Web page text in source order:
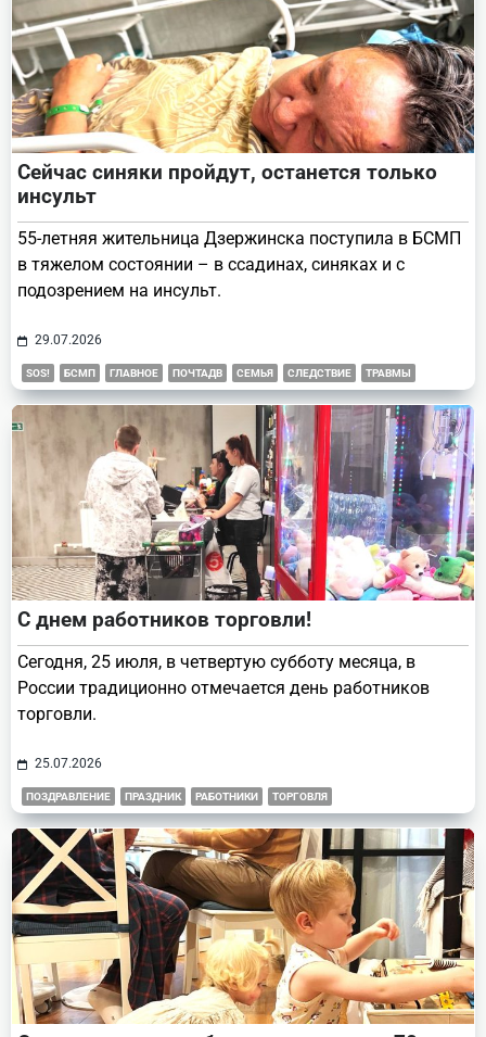
Сейчас синяки пройдут, останется только
инсульт
55-летняя жительница Дзержинска поступила в БСМП
в тяжелом состоянии – в ссадинах, синяках и с
подозрением на инсульт.
29.07.2026
SOS! БСМП ГЛАВНОЕ ПОЧТАДВ СЕМЬЯ СЛЕДСТВИЕ ТРАВМЫ
С днем работников торговли!
Сегодня, 25 июля, в четвертую субботу месяца, в
России традиционно отмечается день работников
торговли.
25.07.2026
ПОЗДРАВЛЕНИЕ ПРАЗДНИК РАБОТНИКИ ТОРГОВЛЯ